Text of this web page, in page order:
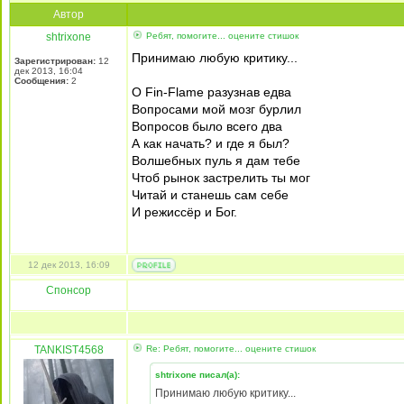
Автор
shtrixone
Зарегистрирован: 12
дек 2013, 16:04
Сообщения: 2
Ребят, помогите... оцените стишок
Принимаю любую критику...
О Fin-Flame разузнав едва
Вопросами мой мозг бурлил
Вопросов было всего два
А как начать? и где я был?
Волшебных пуль я дам тебе
Чтоб рынок застрелить ты мог
Читай и станешь сам себе
И режиссёр и Бог.
12 дек 2013, 16:09
Спонсор
TANKIST4568 Re: Ребят, помогите... оцените стишок
shtrixone писал(а):
Принимаю любую критику...